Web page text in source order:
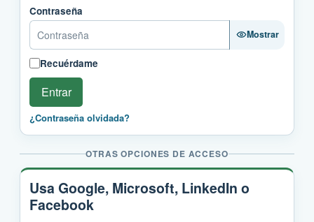
Contraseña
Mostrar
Recuérdame
Entrar
¿Contraseña olvidada?
OTRAS OPCIONES DE ACCESO
Usa Google, Microsoft, LinkedIn o
Facebook